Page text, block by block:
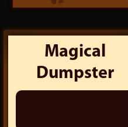
Magical
Dumpster